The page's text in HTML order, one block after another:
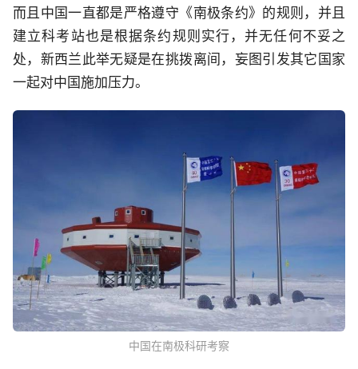
而且中国一直都是严格遵守《南极条约》的规则，并且
建立科考站也是根据条约规则实行，并无任何不妥之
处，新西兰此举无疑是在挑拨离间，妄图引发其它国家
一起对中国施加压力。
中国在南极科研考察